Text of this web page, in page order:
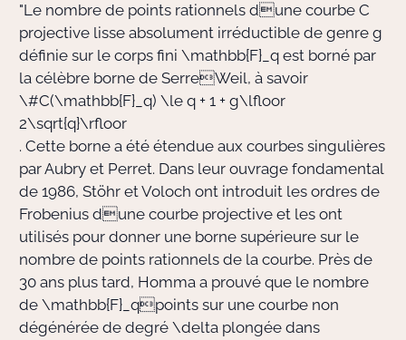
Bibliothèque
"Le nombre de points rationnels dune courbe C
projective lisse absolument irréductible de genre g
définie sur le corps fini \mathbb{F}_q est borné par
la célèbre borne de SerreWeil, à savoir
\#C(\mathbb{F}_q) \le q + 1 + g\lfloor
2\sqrt{q}\rfloor
. Cette borne a été étendue aux courbes singulières
par Aubry et Perret. Dans leur ouvrage fondamental
de 1986, Stöhr et Voloch ont introduit les ordres de
Frobenius dune courbe projective et les ont
utilisés pour donner une borne supérieure sur le
nombre de points rationnels de la courbe. Près de
30 ans plus tard, Homma a prouvé que le nombre
de \mathbb{F}_qpoints sur une courbe non
dégénérée de degré \delta plongée dans